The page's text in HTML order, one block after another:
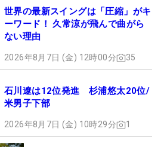
世界の最新スイングは「圧縮」がキ
ーワード！ 久常涼が飛んで曲がら
ない理由
2026年8月7日 (金) 12時00分 35
石川遼は12位発進 杉浦悠太20位/
米男子下部
2026年8月7日 (金) 10時29分 1